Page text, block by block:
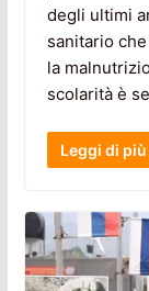
degli ultimi
sanitario
la
scolarità è
Leggi di più